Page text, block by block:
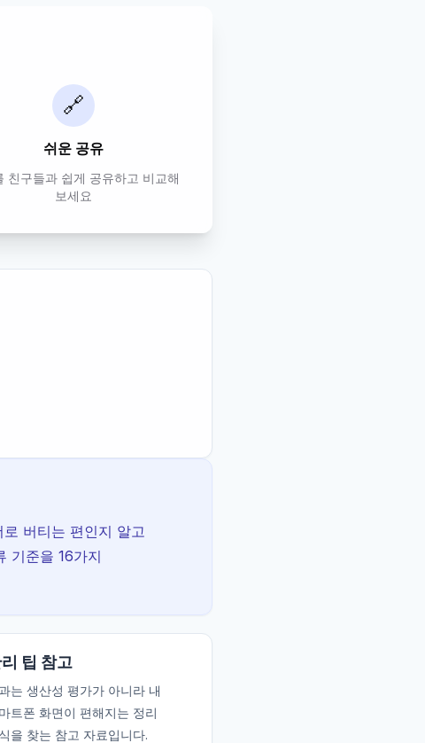
🔗
쉬운 공유
친구들과 쉽게 공유하고 비교해
보세요
버티는 편인지 알고
기준을 16가지
팁 참고
는 생산성 평가가 아니라 내
트폰 화면이 편해지는 정리
을 찾는 참고 자료입니다.